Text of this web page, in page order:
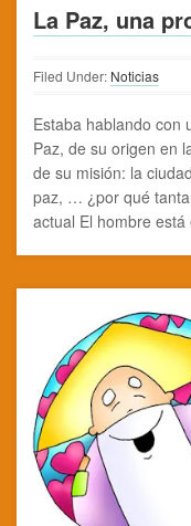
La Paz, una
Filed Under: Noticias
Estaba hablando con
Paz, de su origen en
de su misión: la
paz, … ¿por qué
actual El hombre